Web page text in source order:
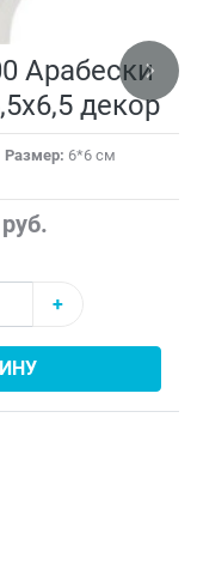
Арабески
декор
Размер: 6*6 см
+